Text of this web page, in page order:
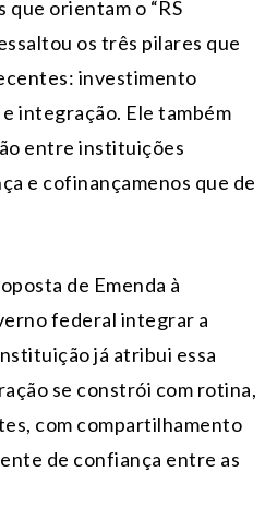
orientam o “RS
os três pilares que
investimento
integração. Ele também
entre instituições
e cofinançamenos que de
de Emenda à
federal integrar a
já atribui essa
se constrói com rotina,
com compartilhamento
de confiança entre as